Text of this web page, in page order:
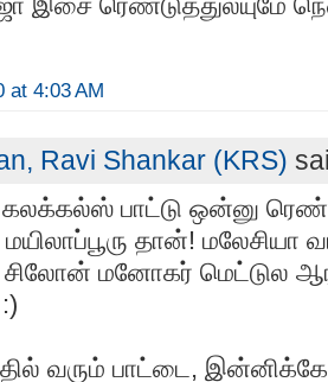
at 4:03 AM
Ravi Shankar (KRS)
கலக்கல்ஸ் பாட்டு ஒன்னு
தான்! மலேசியா
சிலோன் மனோகர் மெட்டுல
வரும் பாட்டை,